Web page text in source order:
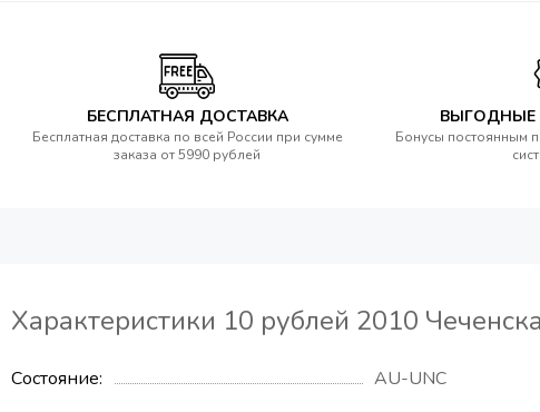
БЕСПЛАТНАЯ ДОСТАВКА
Бесплатная доставка по всей России при сумме
заказа от 5990 рублей
ВЫГОДНЫЕ
Бонусы постоянным
Характеристики 10 рублей 2010
Состояние
AU-UNC